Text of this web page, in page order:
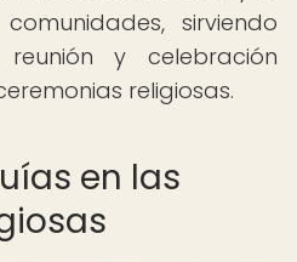
sirviendo
y celebración
religiosas.
en las